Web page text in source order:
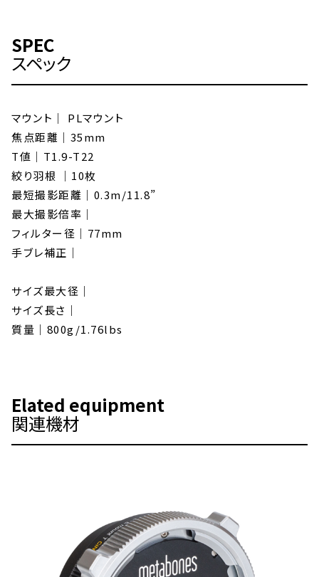
SPEC
スペック
マウント｜ PLマウント
焦点距離｜35mm
T値｜T1.9-T22
絞り羽根 ｜10枚
最短撮影距離｜0.3m/11.8”
最大撮影倍率｜
フィルター径｜77mm
手ブレ補正｜
サイズ最大径｜
サイズ長さ｜
質量｜800g/1.76lbs
Elated equipment
関連機材